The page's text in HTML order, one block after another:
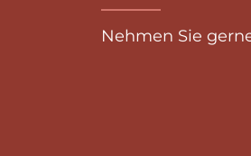
Nehmen Sie